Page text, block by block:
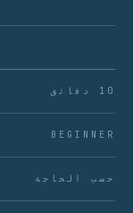
10 دقائق
BEGINNER
حسب الحاجة